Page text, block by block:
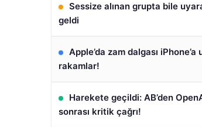
Sessize alınan grupta bile
geldi
Apple’da zam dalgası
rakamlar!
Harekete geçildi: AB’den
sonrası kritik çağrı!